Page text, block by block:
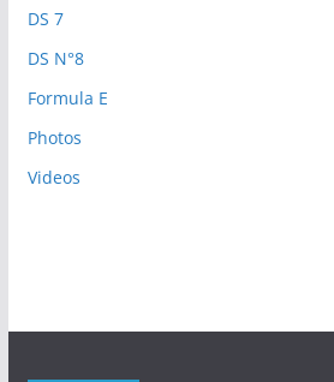
DS 7
DS N°8
Formula E
Photos
Videos